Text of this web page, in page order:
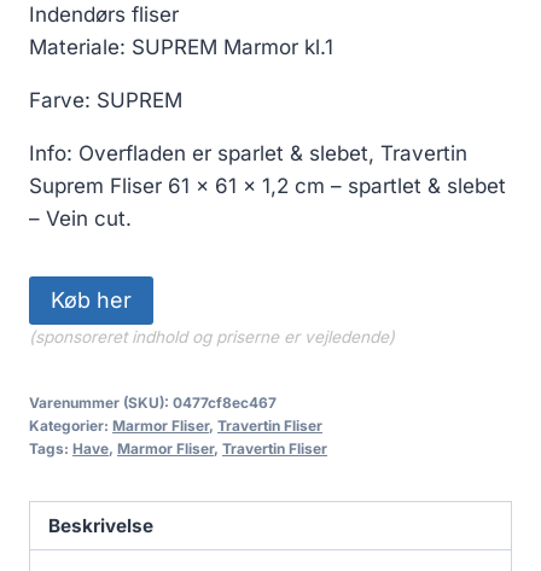
Indendørs fliser
Materiale: SUPREM Marmor kl.1
Farve: SUPREM
Info: Overfladen er sparlet & slebet, Travertin
Suprem Fliser 61 x 61 x 1,2 cm – spartlet & slebet
– Vein cut.
Køb her
(sponsoreret indhold og priserne er vejledende)
Varenummer (SKU): 0477cf8ec467
Kategorier: Marmor Fliser, Travertin Fliser
Tags: Have, Marmor Fliser, Travertin Fliser
Beskrivelse